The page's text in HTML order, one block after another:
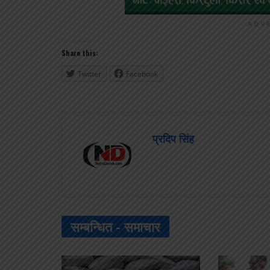
Share this:
Twitter Facebook
प्रदिप सिंह
सम्बन्धित - समाचार